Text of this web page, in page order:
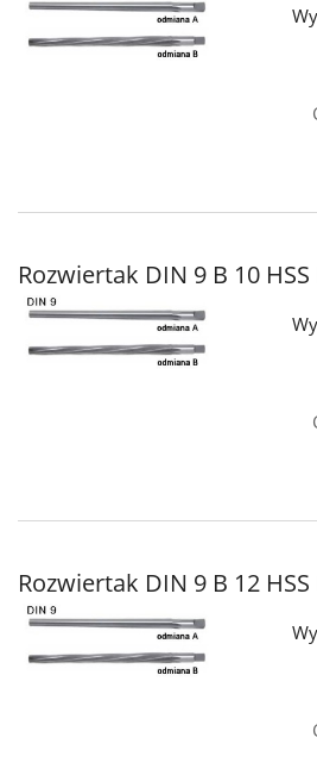
Rozwiertak DIN 9 B 10 HSS
Rozwiertak DIN 9 B 12 HSS